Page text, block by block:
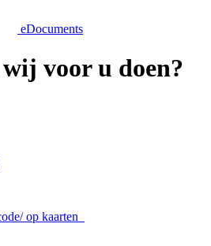
eDocuments
voor u doen?
op kaarten